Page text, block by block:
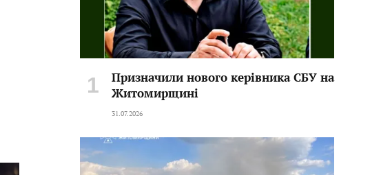
Призначили нового керівника СБУ на
Житомирщині
31.07.2026